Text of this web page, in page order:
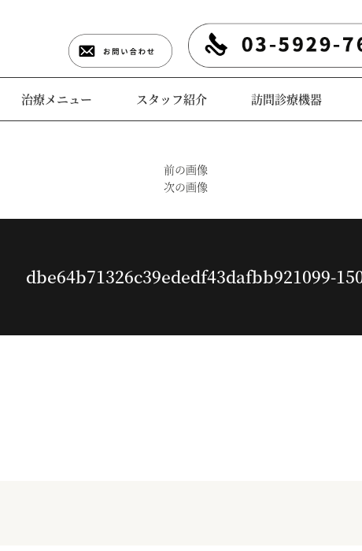
治療メニュー スタッフ紹介 訪問診療機器
前の画像
次の画像
dbe64b71326c39ededf43dafbb921099-